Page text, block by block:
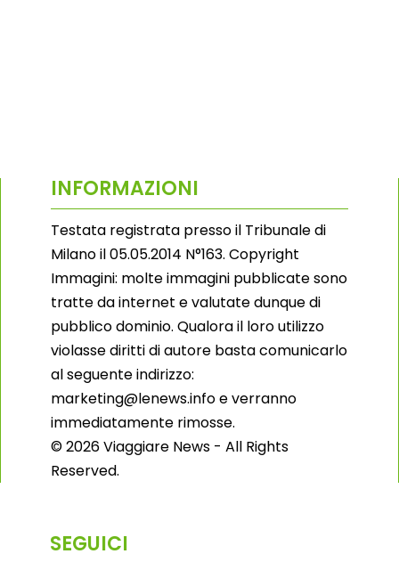
INFORMAZIONI
Testata registrata presso il Tribunale di
Milano il 05.05.2014 N°163. Copyright
Immagini: molte immagini pubblicate sono
tratte da internet e valutate dunque di
pubblico dominio. Qualora il loro utilizzo
violasse diritti di autore basta comunicarlo
al seguente indirizzo:
marketing@lenews.info e verranno
immediatamente rimosse.
© 2026 Viaggiare News - All Rights
Reserved.
SEGUICI